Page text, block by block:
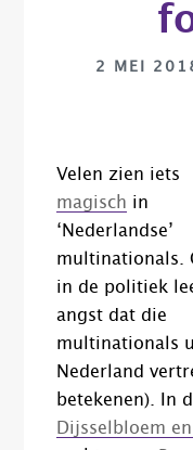
2 MEI
Velen zien iets
magisch in
‘Nederlandse’
multinationals.
in de politiek
angst dat die
multinationals
Nederland
betekenen). In
Dijsselbloem